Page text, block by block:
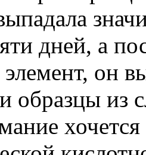
дней, а
он
образцы из